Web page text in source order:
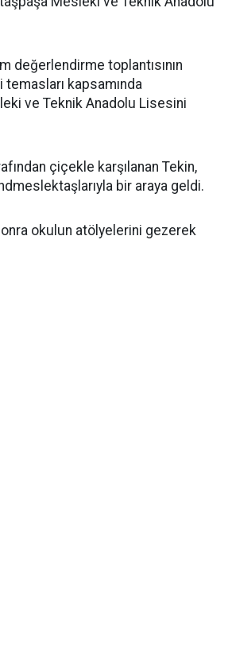
değerlendirme toplantısının
temasları kapsamında
ve Teknik Anadolu Lisesini
çiçekle karşılanan Tekin,
bir araya geldi.
okulun atölyelerini gezerek